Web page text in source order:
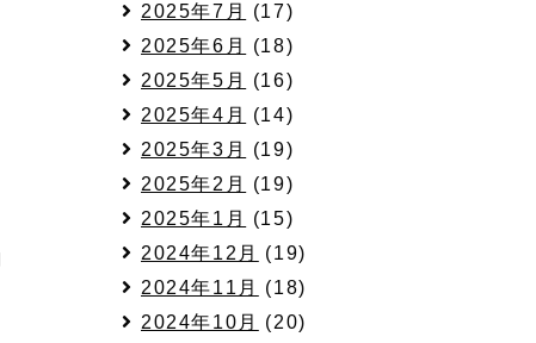
2025年7月
(17)
2025年6月
(18)
2025年5月
(16)
2025年4月
(14)
2025年3月
(19)
2025年2月
(19)
2025年1月
(15)
2024年12月
(19)
2024年11月
(18)
2024年10月
(20)